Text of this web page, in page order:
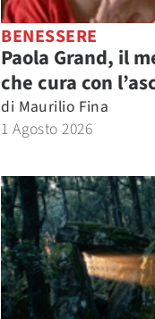
BENESSERE
Paola Grand, il
che cura con
di Maurilio Fina
1 Agosto 2026